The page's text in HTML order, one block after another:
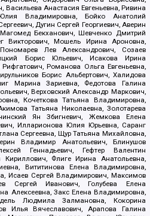
Васильева Анастасия Евгеньевна, Ривина
Владимировна, Бойко Анатолий
Дугин Сергей Георгиевич, Аверин
Бекханович, Шевченко Дмитрий
Викторович, Мошель Ирина Ароновна,
Лев Александрович, Созаев
Борис Юльевич, Исакова Ирина
Романова Ольга Евгеньевна,
Борис Альбертович, Халидова
Марина Зариевна, Федотова Галина
Верховский Александр Маркович,
Кочеткова Татьяна Владимировна,
Татьяна Николаевна, Золотарева
Ян Збигневич, Жемкова Елена
Илларионова Юлия Юрьевна, Саранг
Сергеевна, Щур Татьяна Михайловна,
Владимир Анатольевич, Блинушов
Геннадьевич, Гефтер Валентин
Флиге Ирина Анатольевна,
Вититинова Елена Владимировна,
Исаев Сергей Владимирович, Максимов
Сергей Иванович, Голубева Елена
Алексеевна, Закс Елена Владимировна,
Людмила Залмановна, Кокорина
Илья Вячеславович, Арапова Галина